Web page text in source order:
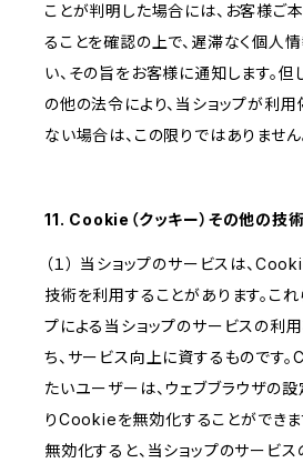
ことが判明した場合には、お客様ご
ることを確認の上で、遅滞なく個人
い、その旨をお客様に通知します。
の他の法令により、当ショップが利
ない場合は、この限りではありません
11. Cookie（クッキー）その他の技
（１） 当ショップのサービスは、
技術を利用することがあります。これ
プによる当ショップのサービスの利
ち、サービス向上に資するものです
たいユーザーは、ウェブブラウザの
りCookieを無効化することができま
無効化すると、当ショップのサービ